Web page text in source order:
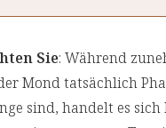
Sie: Während
Mond tatsächlich
sind, handelt es